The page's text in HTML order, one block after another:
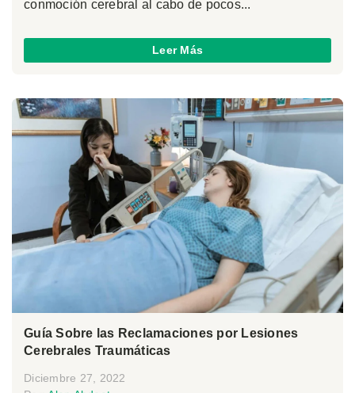
conmoción cerebral al cabo de pocos...
Leer Más
Guía Sobre las Reclamaciones por Lesiones
Cerebrales Traumáticas
Diciembre 27, 2022